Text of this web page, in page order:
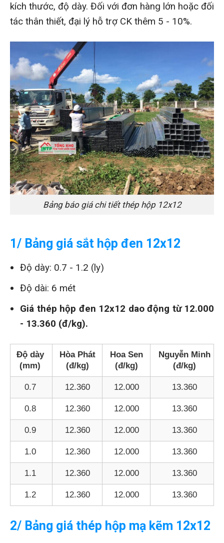
kích thước, độ dày. Đối với đơn hàng lớn hoặc đối
tác thân thiết, đại lý hỗ trợ CK thêm 5 - 10%.
Bảng báo giá chi tiết thép hộp 12x12
1/ Bảng giá sắt hộp đen 12x12
Độ dày: 0.7 - 1.2 (ly)
Độ dài: 6 mét
Giá thép hộp đen 12x12 dao động từ 12.000
- 13.360 (đ/kg).
Độ dày
(mm)
Hòa Phát
(đ/kg)
Hoa Sen
(đ/kg)
Nguyễn Minh
(đ/kg)
0.7 12.360 12.000 13.360
0.8 12.360 12.000 13.360
0.9 12.360 12.000 13.360
1.0 12.360 12.000 13.360
1.1 12.360 12.000 13.360
1.2 12.360 12.000 13.360
2/ Bảng giá thép hộp mạ kẽm 12x12